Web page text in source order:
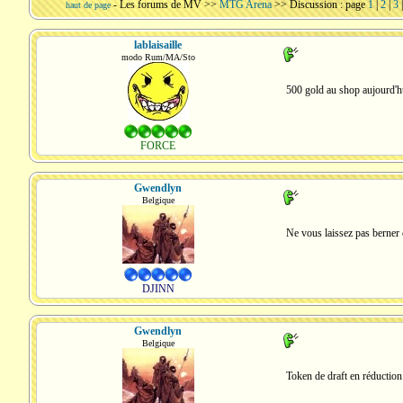
haut de page- Les forums de MV>> MTG Arena>> Discussion : page1| 2|3
lablaisaille
modo Rum/MA/Sto
FORCE
500 gold au shop
Gwendlyn
Belgique
DJINN
Ne vous laissez pas
Gwendlyn
Belgique
Token de draft en